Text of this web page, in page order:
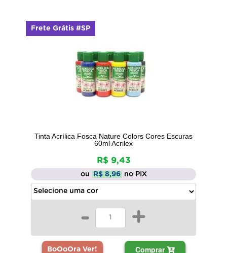
Tinta Acrílica Fosca Nature Colors Cores Escuras
60ml Acrilex
R$ 9,43
ou R$ 8,96 no PIX
- +
BoOoOra Ver! Comprar
Frete Grátis #SP